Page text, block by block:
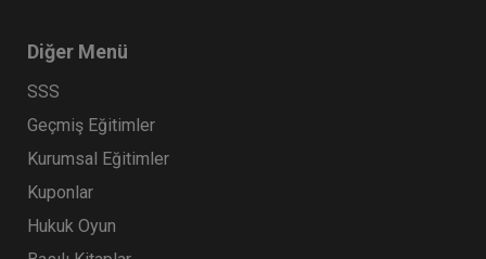
Diğer Menü
SSS
Geçmiş Eğitimler
Kurumsal Eğitimler
Kuponlar
Hukuk Oyun